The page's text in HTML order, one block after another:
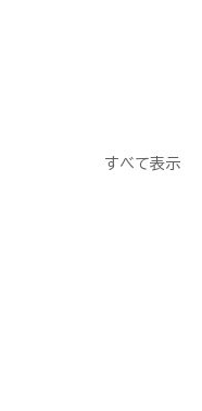
すべて表示